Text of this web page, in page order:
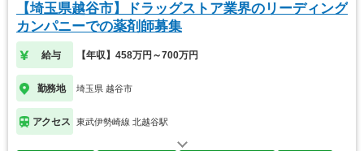
【埼玉県越谷市】ドラッグストア業界のリーディング
カンパニーでの薬剤師募集
給与 【年収】458万円～700万円
勤務地 埼玉県 越谷市
アクセス 東武伊勢崎線 北越谷駅